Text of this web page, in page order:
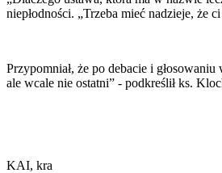
niepłodności. „Trzeba mieć nadzieje, że
Przypomniał, że po debacie i
ale wcale nie ostatni” - podkreślił ks.
KAI, kra